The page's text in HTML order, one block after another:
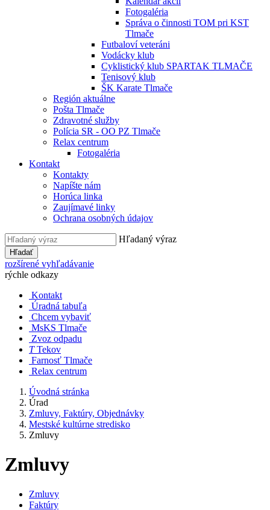
Fotogaléria
Správa o činnosti TOM pri KST
Tlmače
Futbaloví veteráni
Vodácky klub
Cyklistický klub SPARTAK TLMAČE
Tenisový klub
ŠK Karate Tlmače
Región aktuálne
Pošta Tlmače
Zdravotné služby
Polícia SR - OO PZ Tlmače
Relax centrum
Fotogaléria
Kontakt
Kontakty
Napíšte nám
Horúca linka
Zaujímavé linky
Ochrana osobných údajov
Hľadaný výraz
Hľadať
rozšírené vyhľadávanie
rýchle odkazy
Kontakt
Úradná tabuľa
Chcem vybaviť
MsKS Tlmače
Zvoz odpadu
T Tekov
Farnosť Tlmače
Relax centrum
Úvodná stránka
Úrad
Zmluvy, Faktúry, Objednávky
Mestské kultúrne stredisko
Zmluvy
Zmluvy
Zmluvy
Faktúry